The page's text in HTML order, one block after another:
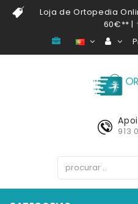
Loja de Ortopedia
60€**|
913